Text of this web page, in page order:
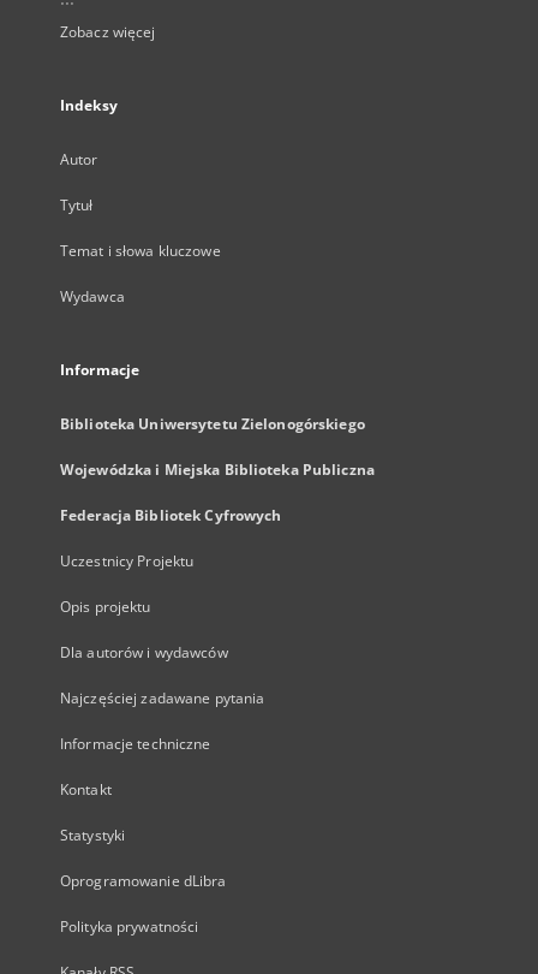
Zobacz więcej
Indeksy
Autor
Tytuł
Temat i słowa kluczowe
Wydawca
Informacje
Biblioteka Uniwersytetu Zielonogórskiego
Wojewódzka i Miejska Biblioteka Publiczna
Federacja Bibliotek Cyfrowych
Uczestnicy Projektu
Opis projektu
Dla autorów i wydawców
Najczęściej zadawane pytania
Informacje techniczne
Kontakt
Statystyki
Oprogramowanie dLibra
Polityka prywatności